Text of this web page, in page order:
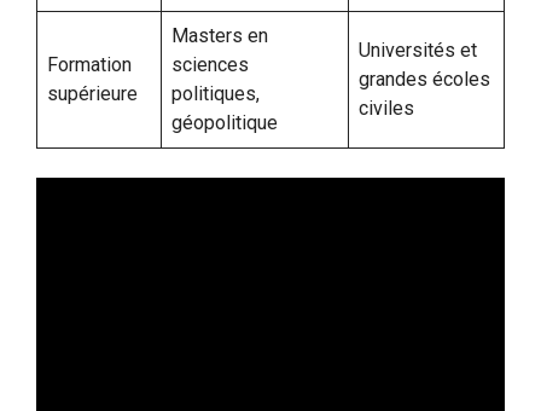
Formation
supérieure
Masters en
sciences
politiques,
géopolitique
Universités et
grandes écoles
civiles